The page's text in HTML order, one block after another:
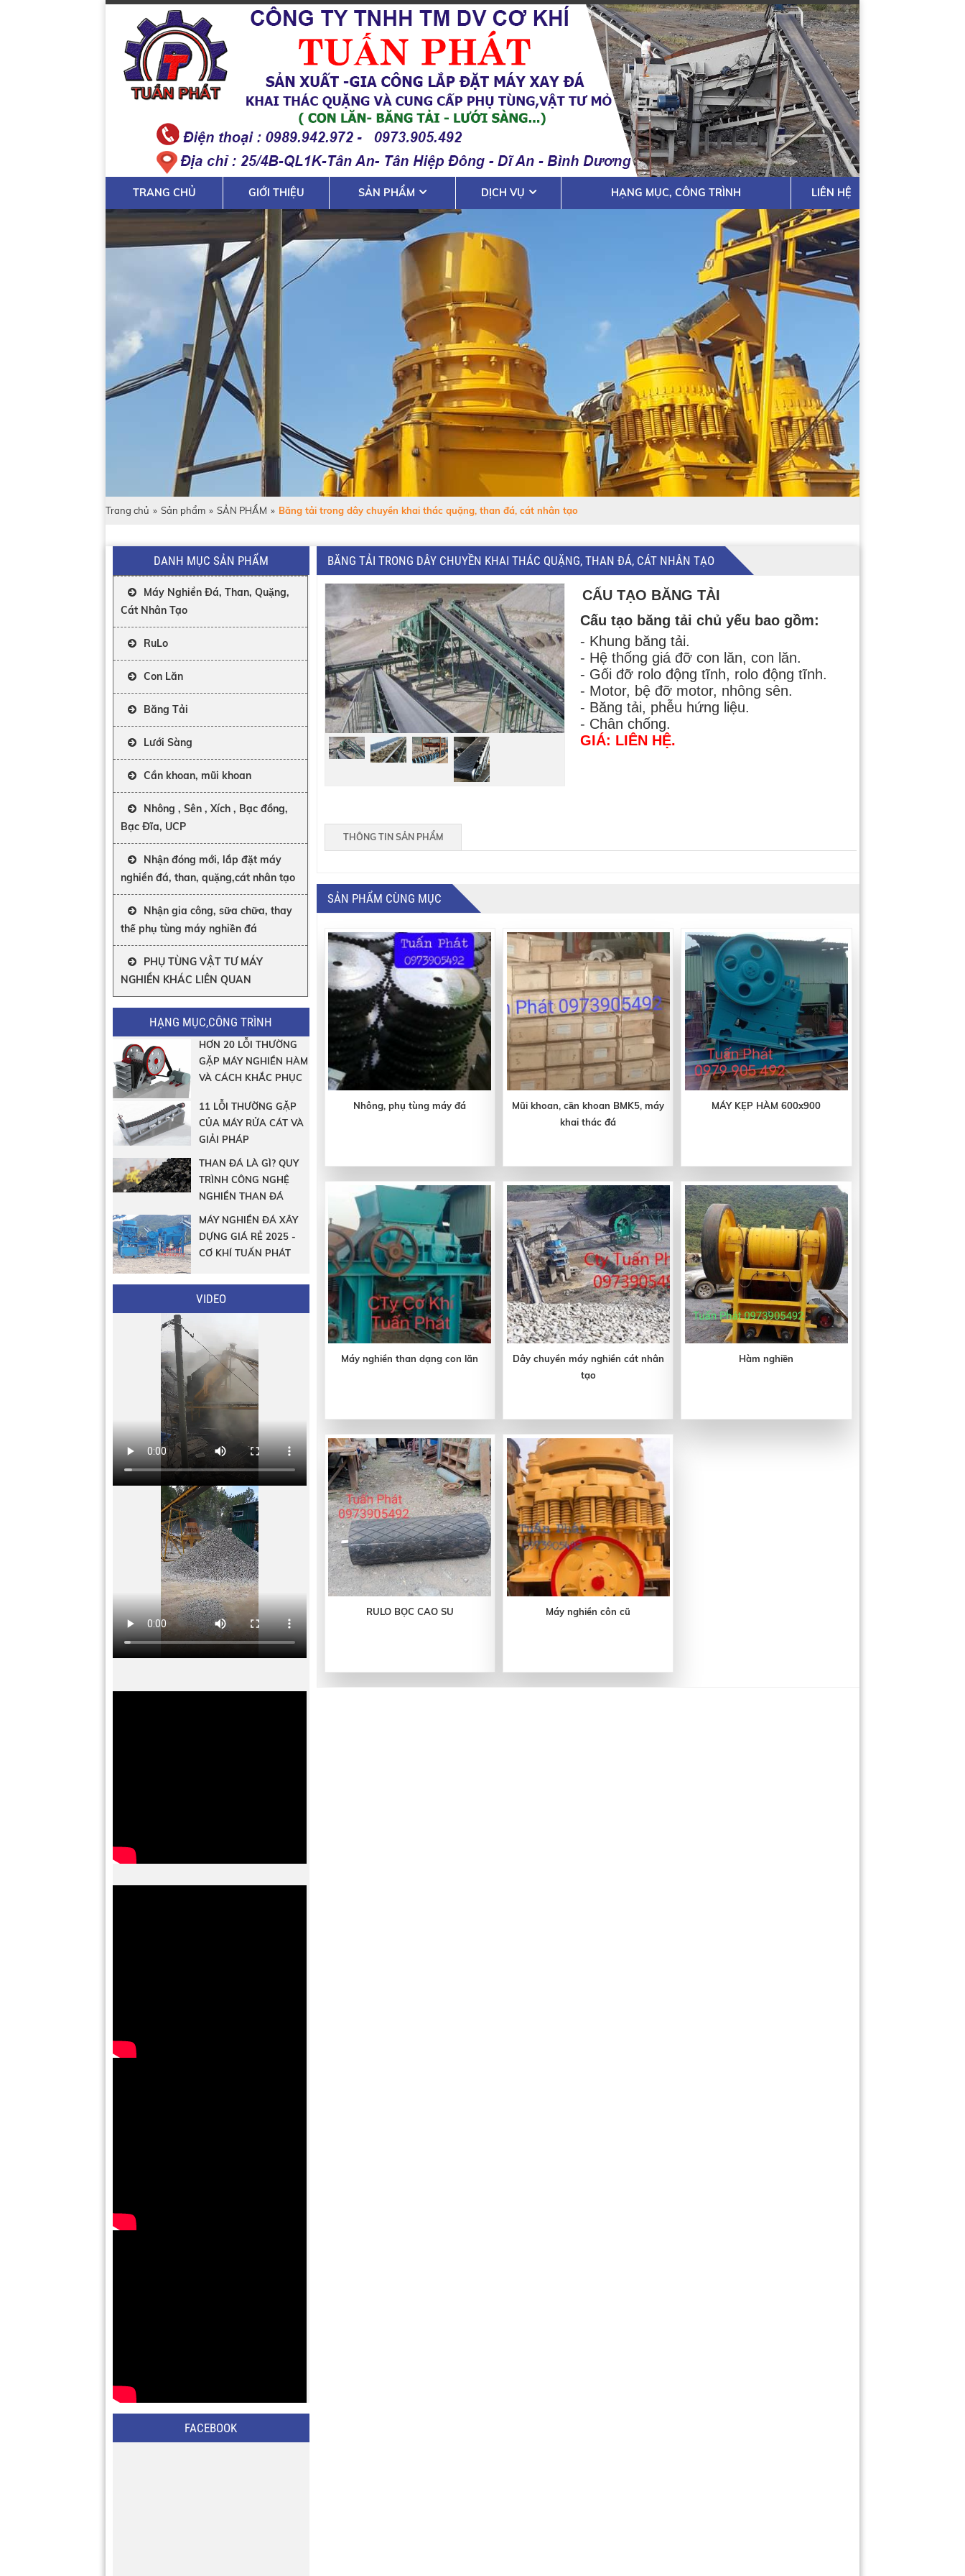
TRANG CHỦ GIỚI THIỆU SẢN PHẨM DỊCH VỤ HẠNG MỤC, CÔNG TRÌNH LIÊN HỆ
Trang chủ » Sản phẩm » SẢN PHẨM » Băng tải trong dây chuyền khai thác quặng, than đá, cát nhân tạo
DANH MỤC SẢN PHẨM
Máy Nghiền Đá, Than, Quặng,
Cát Nhân Tạo
RuLo
Con Lăn
Băng Tải
Lưới Sàng
Cần khoan, mũi khoan
Nhông , Sên , Xích , Bạc đồng,
Bạc Đĩa, UCP
Nhận đóng mới, lắp đặt máy
nghiền đá, than, quặng,cát nhân tạo
Nhận gia công, sữa chữa, thay
thế phụ tùng máy nghiền đá
PHỤ TÙNG VẬT TƯ MÁY
NGHIỀN KHÁC LIÊN QUAN
HẠNG MỤC,CÔNG TRÌNH
HƠN 20 LỖI THƯỜNG
GẶP MÁY NGHIỀN HÀM
VÀ CÁCH KHẮC PHỤC
11 LỖI THƯỜNG GẶP
CỦA MÁY RỬA CÁT VÀ
GIẢI PHÁP
THAN ĐÁ LÀ GÌ? QUY
TRÌNH CÔNG NGHỆ
NGHIỀN THAN ĐÁ
MÁY NGHIỀN ĐÁ XÂY
DỰNG GIÁ RẺ 2025 -
CƠ KHÍ TUẤN PHÁT
VIDEO
FACEBOOK
BĂNG TẢI TRONG DÂY CHUYỀN KHAI THÁC QUẶNG, THAN ĐÁ, CÁT NHÂN TẠO
CẤU TẠO BĂNG TẢI
Cấu tạo băng tải chủ yếu bao gồm:
- Khung băng tải.
- Hệ thống giá đỡ con lăn, con lăn.
- Gối đỡ rolo động tĩnh, rolo động tĩnh.
- Motor, bệ đỡ motor, nhông sên.
- Băng tải, phễu hứng liệu.
- Chân chống.
GIÁ: LIÊN HỆ.
THÔNG TIN SẢN PHẨM
SẢN PHẨM CÙNG MỤC
Nhông, phụ tùng máy đá
Mũi khoan, cần khoan BMK5, máy
khai thác đá
MÁY KẸP HÀM 600x900
Máy nghiền than dạng con lăn
Dây chuyền máy nghiền cát nhân
tạo
Hàm nghiền
RULO BỌC CAO SU Máy nghiền côn cũ